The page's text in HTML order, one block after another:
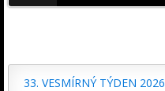
33. VESMÍRNÝ TÝDEN 2026